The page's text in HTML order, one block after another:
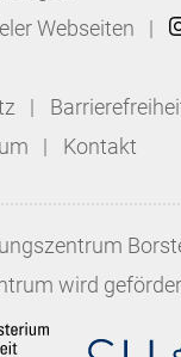
Webseiten |
|
| Kontakt
wird